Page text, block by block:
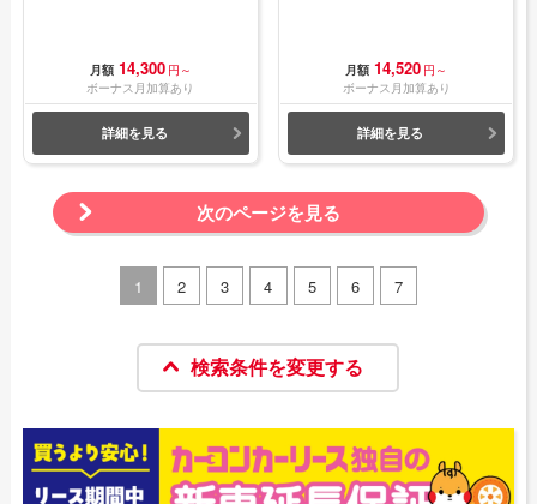
月額 14,300 円～
ボーナス月加算あり
詳細を見る
月額 14,520 円～
ボーナス月加算あり
詳細を見る
次のページを見る
1 2 3 4 5 6 7
検索条件を変更する